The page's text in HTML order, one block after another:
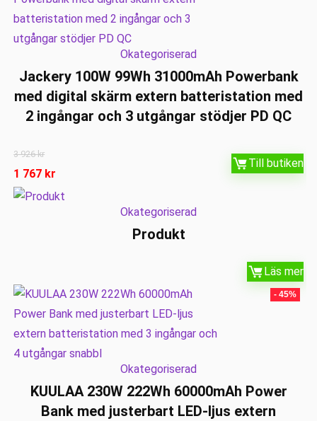
Okategoriserad
Jackery 100W 99Wh 31000mAh Powerbank
med digital skärm extern batteristation med
2 ingångar och 3 utgångar stödjer PD QC
3 926kr
1 767 kr
Till butiken
Okategoriserad
Produkt
Läs mer
- 45%
Okategoriserad
KUULAA 230W 222Wh 60000mAh Power
Bank med justerbart LED-ljus extern